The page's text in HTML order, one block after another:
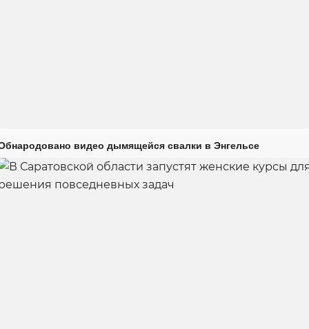
видео дымящейся свалки в Энгельсе